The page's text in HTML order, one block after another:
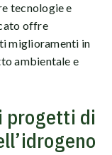
tecnologie e
offre
miglioramenti in
ambientale e
progetti di